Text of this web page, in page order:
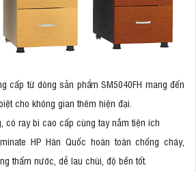
cấp từ dòng sản phẩm SM5040FH mang đến
cho không gian thêm hiện đại.
có ray bi cao cấp cùng tay nắm tiện ích
HP Hàn Quốc hoàn toàn chống cháy,
thấm nước, dễ lau chùi, độ bền tốt.